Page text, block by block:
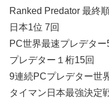
Ranked Predator 最終
日本1位 7回
PC世界最速プレデター
プレデター１桁15回
9連続PCプレデター世
タイマン日本最強決